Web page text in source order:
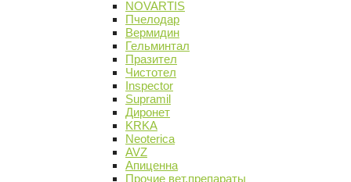
NOVARTIS
Пчелодар
Вермидин
Гельминтал
Празител
Чистотел
Inspector
Supramil
Диронет
KRKA
Neoterica
AVZ
Апиценна
Прочие вет.препараты